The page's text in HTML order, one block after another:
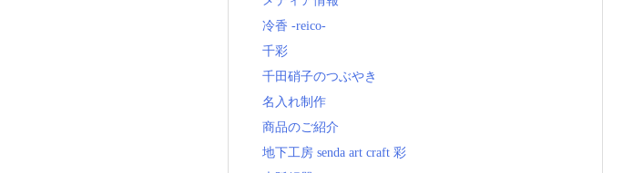
冷香 -reico-
千彩
千田硝子のつぶやき
名入れ制作
商品のご紹介
地下工房 senda art craft 彩